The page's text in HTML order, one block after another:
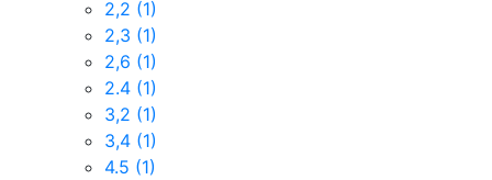
2,2 (1)
2,3 (1)
2,6 (1)
2.4 (1)
3,2 (1)
3,4 (1)
4.5 (1)